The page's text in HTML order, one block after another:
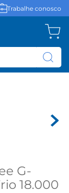
Trabalhe conosco
G-
18.000